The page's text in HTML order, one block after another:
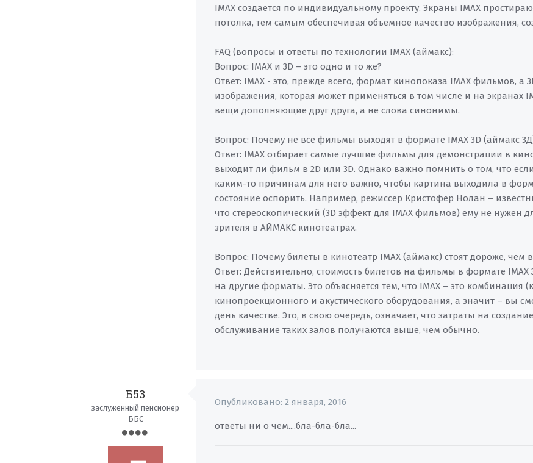
IMAX создается по индивидуальному проекту. Экраны IMAX
потолка, тем самым обеспечивая объемное качество изображения,
FAQ (вопросы и ответы по технологии IMAX (аймакс):
Вопрос: IMAX и 3D – это одно и то же?
Ответ: IMAX - это, прежде всего, формат кинопоказа IMAX фильмов, а
изображения, которая может применяться в том числе и на экранах
вещи дополняющие друг друга, а не слова синонимы.
Вопрос: Почему не все фильмы выходят в формате IMAX 3D (аймакс
Ответ: IMAX отбирает самые лучшие фильмы для демонстрации в
выходит ли фильм в 2D или 3D. Однако важно помнить о том, что
каким-то причинам для него важно, чтобы картина выходила в
состояние оспорить. Например, режиссер Кристофер Нолан –
что стереоскопический (3D эффект для IMAX фильмов) ему не нужен
зрителя в АЙМАКС кинотеатрах.
Вопрос: Почему билеты в кинотеатр IMAX (аймакс) стоят дороже, чем
Ответ: Действительно, стоимость билетов на фильмы в формате IMAX
на другие форматы. Это объясняется тем, что IMAX – это комбинация
кинопроекционного и акустического оборудования, а значит – вы
день качестве. Это, в свою очередь, означает, что затраты на
обслуживание таких залов получаются выше, чем обычно.
Б53
заслуженный пенсионер
ББС
Опубликовано:2 января, 2016
ответы ни о чем....бла-бла-бла...